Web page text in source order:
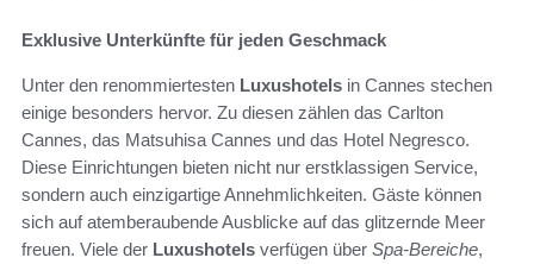
Exklusive Unterkünfte für jeden Geschmack
Unter den renommiertesten Luxushotels in Cannes stechen
einige besonders hervor. Zu diesen zählen das Carlton
Cannes, das Matsuhisa Cannes und das Hotel Negresco.
Diese Einrichtungen bieten nicht nur erstklassigen Service,
sondern auch einzigartige Annehmlichkeiten. Gäste können
sich auf atemberaubende Ausblicke auf das glitzernde Meer
freuen. Viele der Luxushotels verfügen über Spa-Bereiche,